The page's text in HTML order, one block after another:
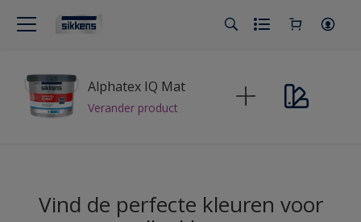
Alphatex IQ Mat
Verander product
Vind de perfecte kleuren voor